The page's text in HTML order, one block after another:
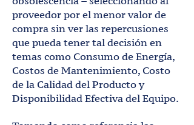
proveedor por el menor valor de
compra sin ver las repercusiones
que pueda tener tal decisión en
temas como Consumo de Energía,
Costos de Mantenimiento, Costo
de la Calidad del Producto y
Disponibilidad Efectiva del Equipo.